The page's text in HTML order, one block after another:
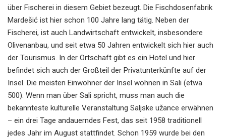
über Fischerei in diesem Gebiet bezeugt. Die Fischdosenfabrik
Mardešić ist hier schon 100 Jahre lang tätig. Neben der
Fischerei, ist auch Landwirtschaft entwickelt, insbesondere
Olivenanbau, und seit etwa 50 Jahren entwickelt sich hier auch
der Tourismus. In der Ortschaft gibt es ein Hotel und hier
befindet sich auch der Großteil der Privatunterkünfte auf der
Insel. Die meisten Einwohner der Insel wohnen in Sali (etwa
500). Wenn man über Sali spricht, muss man auch die
bekannteste kulturelle Veranstaltung Saljske užance erwähnen
– ein drei Tage andauerndes Fest, das seit 1958 traditionell
jedes Jahr im August stattfindet. Schon 1959 wurde bei den